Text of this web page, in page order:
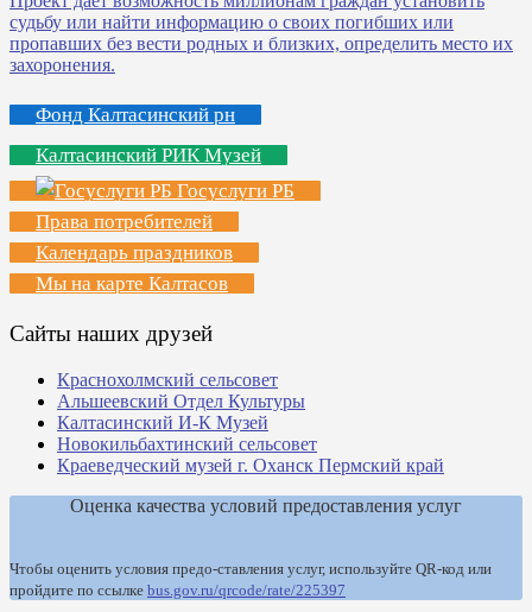
Фонд Калтасинский рн
Калтасинский РИК Музей
Госуслуги РБ
Права потребителей
Календарь праздников
Мы на карте Калтасов
Сайты наших друзей
Краснохолмский сельсовет
Альшеевский Отдел Культуры
Калтасинский И-К Музей
Новокильбахтинский сельсовет
Краеведческий музей г. Оханск Пермский край
Оценка качества условий предоставления услуг
Чтобы оценить условия предо-ставления услуг, используйте QR-код или
пройдите по ссылке bus.gov.ru/qrcode/rate/225397